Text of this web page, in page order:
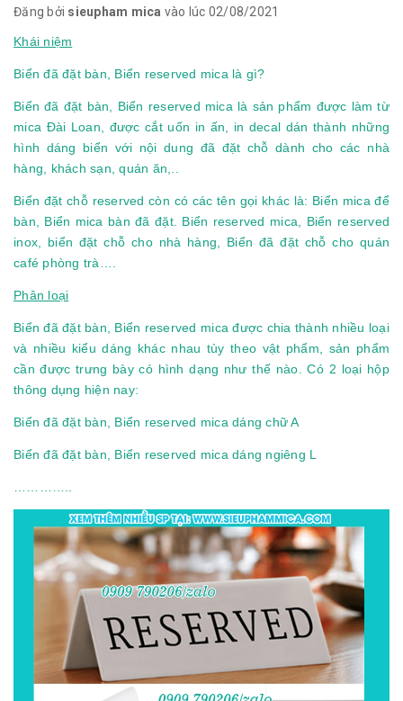
Đăng bởi sieupham mica vào lúc 02/08/2021
Khái niệm
Biển đã đặt bàn, Biển reserved mica là gì?
Biển đã đặt bàn, Biển reserved mica là sản phẩm được làm từ
mica Đài Loan, được cắt uốn in ấn, in decal dán thành những
hình dáng biển với nội dung đã đặt chỗ dành cho các nhà
hàng, khách sạn, quán ăn,..
Biển đặt chỗ reserved còn có các tên gọi khác là: Biển mica để
bàn, Biển mica bàn đã đặt. Biển reserved mica, Biển reserved
inox, biển đặt chỗ cho nhà hàng, Biển đã đặt chỗ cho quán
café phòng trà….
Phân loại
Biển đã đặt bàn, Biển reserved mica được chia thành nhiều loại
và nhiều kiểu dáng khác nhau tùy theo vật phẩm, sản phẩm
cần được trưng bày có hình dạng như thế nào. Có 2 loại hộp
thông dụng hiện nay:
Biển đã đặt bàn, Biển reserved mica dáng chữ A
Biển đã đặt bàn, Biển reserved mica dáng ngiêng L